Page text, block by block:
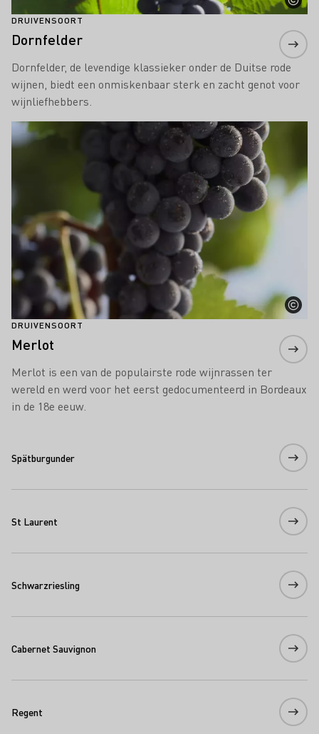
DRUIVENSOORT
Dornfelder
Dornfelder, de levendige klassieker onder de Duitse rode
wijnen, biedt een onmiskenbaar sterk en zacht genot voor
wijnliefhebbers.
DRUIVENSOORT
Merlot
Merlot is een van de populairste rode wijnrassen ter
wereld en werd voor het eerst gedocumenteerd in Bordeaux
in de 18e eeuw.
Meer informatie
Spätburgunder
St Laurent
Schwarzriesling
Cabernet Sauvignon
Regent